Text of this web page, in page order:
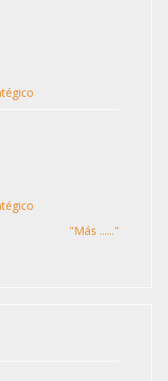
"Más ......"